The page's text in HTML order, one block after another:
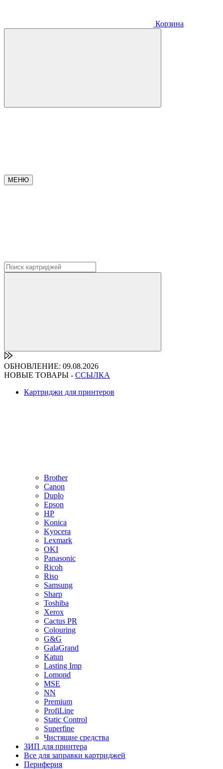
Корзина
МЕНЮ
ОБНОВЛЕНИЕ: 09.08.2026
НОВЫЕ ТОВАРЫ - ССЫЛКА
Картриджи для принтеров
Brother
Canon
Duplo
Epson
HP
Konica
Kyocera
Lexmark
OKI
Panasonic
Ricoh
Riso
Samsung
Sharp
Toshiba
Xerox
Cactus PR
Colouring
G&G
GalaGrand
Katun
Lasting Imp
Lomond
MSE
NN
Premium
ProfiLine
Static Control
Superfine
Чистящие средства
ЗИП для принтера
Все для заправки картриджей
Периферия